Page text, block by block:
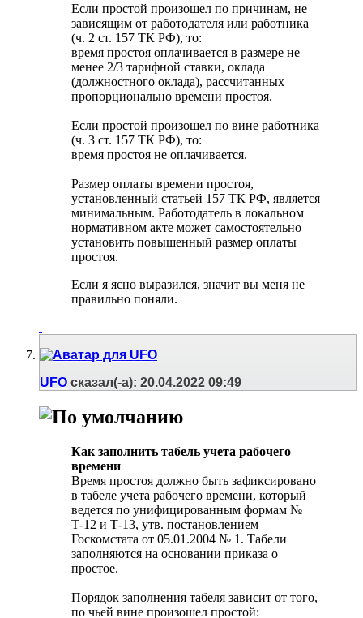
Если простой произошел по причинам, не
зависящим от работодателя или работника
(ч. 2 ст. 157 ТК РФ), то:
время простоя оплачивается в размере не
менее 2/3 тарифной ставки, оклада
(должностного оклада), рассчитанных
пропорционально времени простоя.
Если простой произошел по вине работника
(ч. 3 ст. 157 ТК РФ), то:
время простоя не оплачивается.
Размер оплаты времени простоя,
установленный статьей 157 ТК РФ, является
минимальным. Работодатель в локальном
нормативном акте может самостоятельно
установить повышенный размер оплаты
простоя.
Если я ясно выразился, значит вы меня не
правильно поняли.
UFO сказал(-а): 20.04.2022 09:49
Как заполнить табель учета рабочего
времени
Время простоя должно быть зафиксировано
в табеле учета рабочего времени, который
ведется по унифицированным формам №
Т-12 и Т-13, утв. постановлением
Госкомстата от 05.01.2004 № 1. Табели
заполняются на основании приказа о
простое.
Порядок заполнения табеля зависит от того,
по чьей вине произошел простой: